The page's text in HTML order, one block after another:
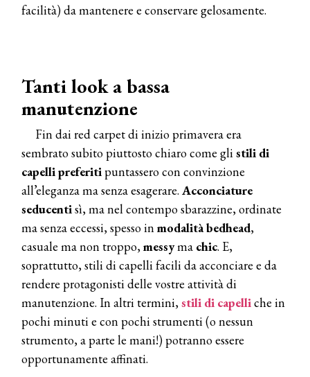
facilità) da mantenere e conservare gelosamente.
Tanti look a bassa
manutenzione
Fin dai red carpet di inizio primavera era
sembrato subito piuttosto chiaro come glistili di
capelli preferitipuntassero con convinzione
all’eleganza ma senza esagerare. Acconciature
seducentisì, ma nel contempo sbarazzine, ordinate
ma senza eccessi, spesso inmodalitàbedhead,
casuale ma non troppo,messyma chic. E,
soprattutto, stili di capelli facili da acconciare e da
rendere protagonisti delle vostre attività di
manutenzione. In altri termini,stili di capelliche in
pochi minuti e con pochi strumenti (o nessun
strumento, a parte le mani!) potranno essere
opportunamente affinati.